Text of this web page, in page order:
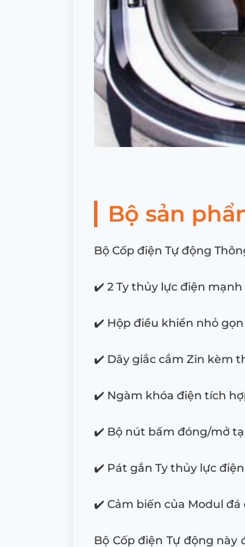
Bộ sản
Bộ Cốp điện Tự động
✔️ 2 Ty thủy lực điện
✔️ Hộp điều khiển nhỏ gọn
✔️ Dây giắc cắm Zin kèm
✔️ Ngàm khóa điện tích
✔️ Bộ nút bấm đóng/mở
✔️ Pát gắn Ty thủy lực
✔️ Cảm biến của Modul đá
Bộ Cốp điện Tự động